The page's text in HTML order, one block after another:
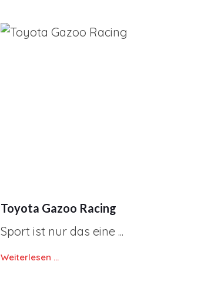
Toyota Gazoo Racing
Sport ist nur das eine ...
Weiterlesen …